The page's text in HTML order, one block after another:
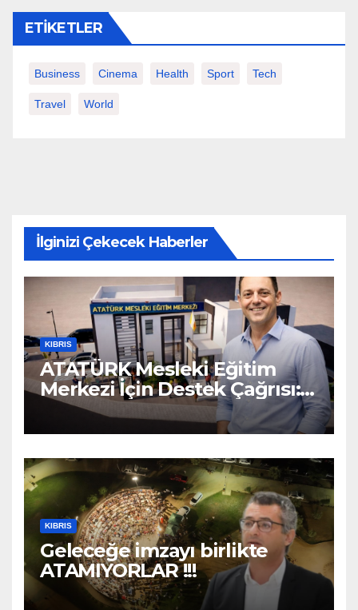
ETIKETLER
Business Cinema Health Sport Tech
Travel World
İlginizi Çekecek Haberler
KIBRIS
ATATÜRK Mesleki Eğitim
Merkezi İçin Destek Çağrısı:
“Geleceğe Açılan Kapıyı
Birlikte Tamamlayalım”
KIBRIS
Geleceğe imzayı birlikte
ATAMIYORLAR !!!